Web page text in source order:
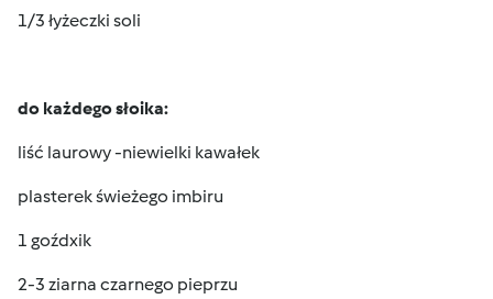
1/3 łyżeczki soli
do każdego słoika:
liść laurowy -niewielki kawałek
plasterek świeżego imbiru
1 goźdxik
2-3 ziarna czarnego pieprzu